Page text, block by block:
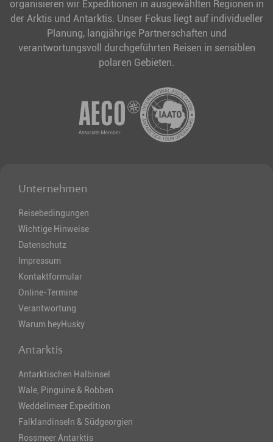
organisieren wir Expeditionen in ausgewählten Regionen in
der Arktis und Antarktis. Unser Fokus liegt auf individueller
Planung, langjährige Partnerschaften und
verantwortungsvoll durchgeführten Reisen in sensiblen
polaren Gebieten.
Unternehmen
Reisebedingungen
Wichtige Hinweise
Datenschutz
Impressum
Kontaktformular
Online-Termine
Verantwortung
Warum heyHusky
Antarktis
Antarktischen Halbinsel
Wale, Pinguine & Robben
Weddellmeer Expedition
Falklandinseln & Südgeorgien
Rossmeer Antarktis